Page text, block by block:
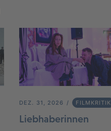
DEZ. 31, 2026 FILMKRITIK
Liebhaberinnen